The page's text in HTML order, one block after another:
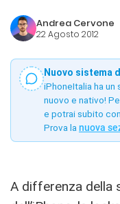
Andrea Cervone
22 Agosto 2012
Nuovo sistema
iPhoneItalia ha
nuovo e nativo!
e potrai subito
Prova la nuova
A differenza della